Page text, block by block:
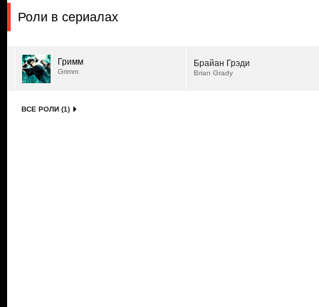
Роли в сериалах
Гримм
Grimm
Брайан Грэди
Brian Grady
ВСЕ РОЛИ (1)